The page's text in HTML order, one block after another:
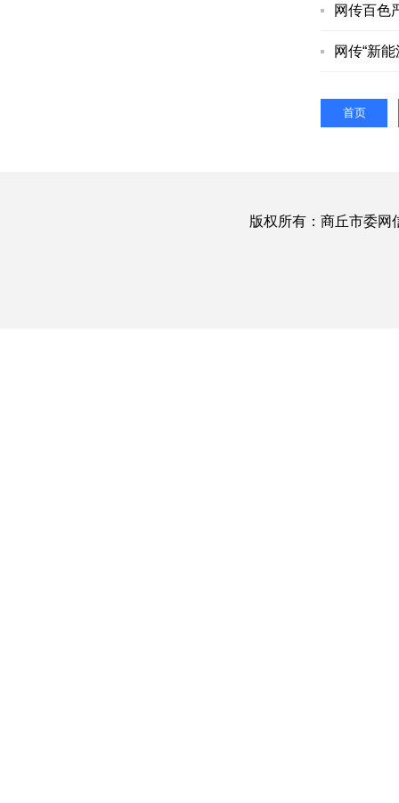
网传百色
网传“新
首页
版权所有：商丘市委